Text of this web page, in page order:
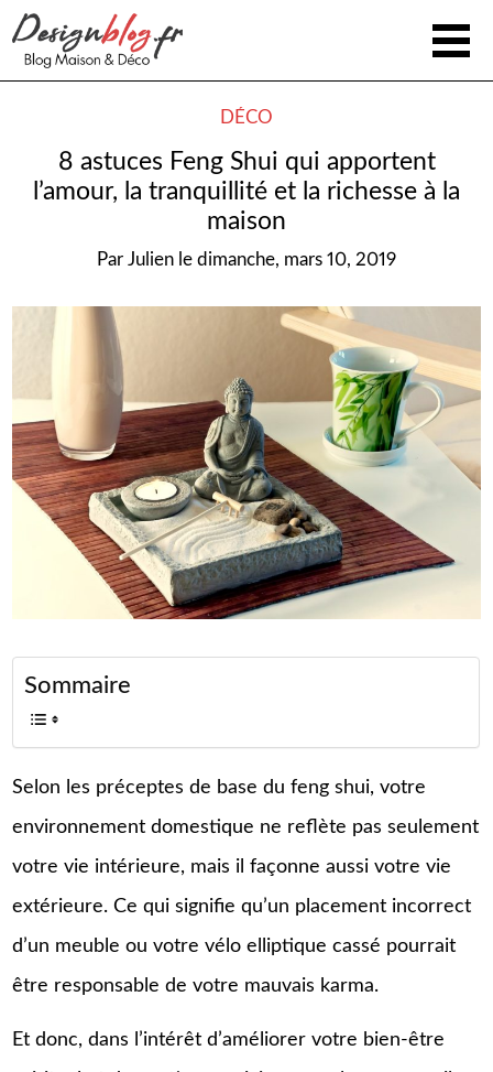
DÉCO
8 astuces Feng Shui qui apportent
l’amour, la tranquillité et la richesse à la
maison
Par Julien le dimanche, mars 10, 2019
Sommaire
Selon les préceptes de base du feng shui, votre
environnement domestique ne reflète pas seulement
votre vie intérieure, mais il façonne aussi votre vie
extérieure. Ce qui signifie qu’un placement incorrect
d’un meuble ou votre vélo elliptique cassé pourrait
être responsable de votre mauvais karma.
Et donc, dans l’intérêt d’améliorer votre bien-être